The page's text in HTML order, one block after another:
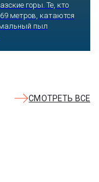
горы. Те, кто
метров, катаются
пыл
СМОТРЕТЬ ВСЕ